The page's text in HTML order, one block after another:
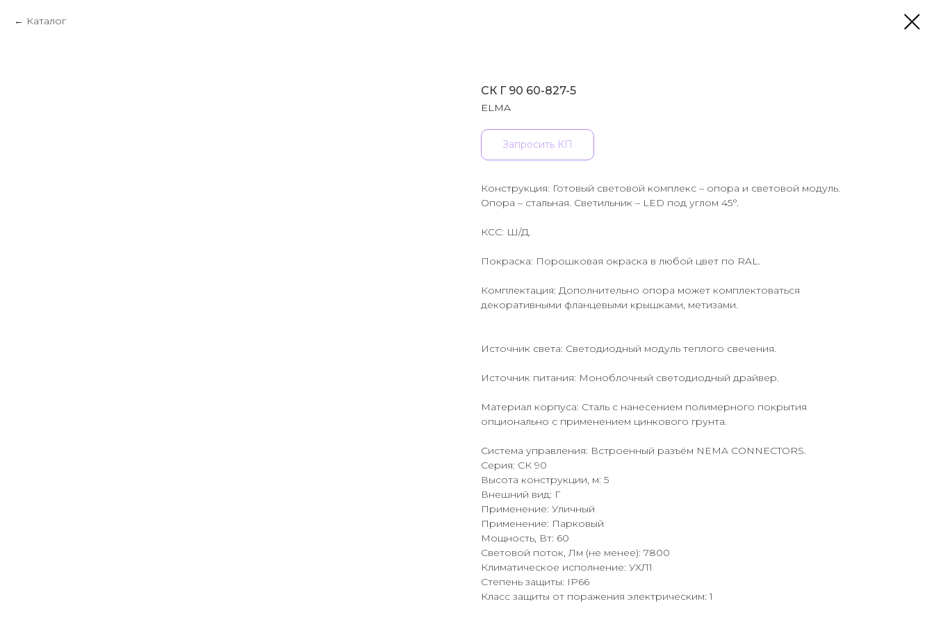
Каталог
СК Г 90 60-827-5
ELMA
Запросить КП
Конструкция: Готовый световой комплекс – опора и световой модуль.
Опора – стальная. Светильник – LED под углом 45°.
КСС: Ш/Д.
Покраска: Порошковая окраска в любой цвет по RAL.
Комплектация: Дополнительно опора может комплектоваться
декоративными фланцевыми крышками, метизами.
Источник света: Светодиодный модуль теплого свечения.
Источник питания: Моноблочный светодиодный драйвер.
Материал корпуса: Сталь с нанесением полимерного покрытия
опционально с применением цинкового грунта.
Система управления: Встроенный разъём NEMA CONNECTORS.
Серия: СК 90
Высота конструкции, м: 5
Внешний вид: Г
Применение: Уличный
Применение: Парковый
Мощность, Вт: 60
Световой поток, Лм (не менее): 7800
Климатическое исполнение: УХЛ1
Степень защиты: IP66
Класс защиты от поражения электрическим: 1